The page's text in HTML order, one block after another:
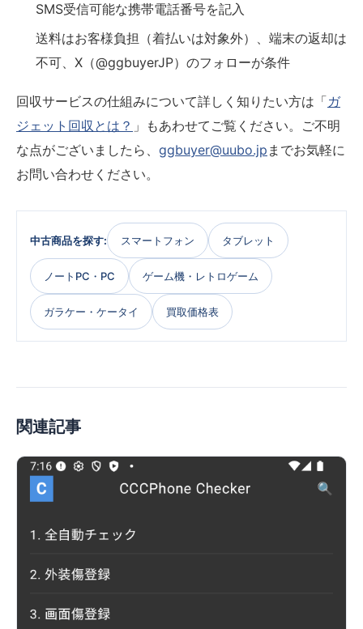
SMS受信可能な携帯電話番号を記入
送料はお客様負担（着払いは対象外）、端末の返却は
不可、X（@ggbuyerJP）のフォローが条件
回収サービスの仕組みについて詳しく知りたい方は「ガ
ジェット回収とは？ 」もあわせてご覧ください。ご不明
な点がございましたら、 ggbuyer@uubo.jp までお気軽に
お問い合わせください。
中古商品を探す: スマートフォン タブレット
ノートPC・PC ゲーム機・レトロゲーム
ガラケー・ケータイ 買取価格表
関連記事